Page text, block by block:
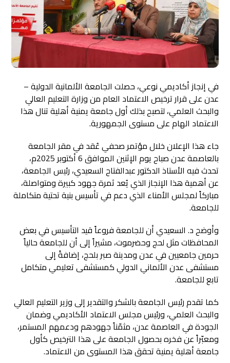
في إنجاز أكاديمي نوعي، حصلت الجامعة الألمانية الدولية –
عدن على قرار ترخيص الاعتماد العام من وزارة التعليم العالي
والبحث العلمي، لتصبح بذلك أول جامعة يمنية أهلية تنال هذا
الاعتماد الهام على مستوى الجمهورية.
جاء هذا الإعلان خلال مؤتمر صحفي عُقد في مقر الجامعة
بالعاصمة عدن صباح يوم الإثنين الموافق 6 أكتوبر 2025م،
تحدث فيه الأستاذ الدكتور عبدالفتاح السعيدي، رئيس الجامعة،
عن أهمية هذا الإنجاز الذي يُعد ثمرة جهود كبيرة ومتواصلة،
مباركاً لمجلس الأمناء الذي دعم في تأسيس بنية تحتية متكاملة
للجامعة.
وأوضح د. السعيدي أن للجامعة فروعاً قيد التأسيس في بعض
المحافظات مثل لحج وحضرموت، مشيراً إلى أن للجامعة حالياً
حرمين جامعيين في عدن ومدينة صبر بلحج، إضافةً إلى
مستشفى عدن الألماني الدولي كمستشفى تعليمي متكامل
تابع للجامعة.
كما تقدم رئيس الجامعة بالشكر والتقدير إلى وزير التعليم العالي
والبحث العلمي، ورئيس مجلس الاعتماد الأكاديمي وضمان
الجودة في العاصمة عدن، مثمّناً جهودهم ودعمهم المستمر،
ومعبّراً عن فخره بحصول الجامعة على هذا الترخيص كأول
جامعة أهلية يمنية تحقق هذا المستوى من الاعتماد.